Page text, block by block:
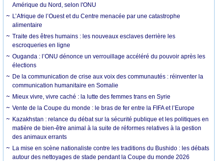
Amérique du Nord, selon l'ONU
L’Afrique de l’Ouest et du Centre menacée par une catastrophe
alimentaire
Traite des êtres humains : les nouveaux esclaves derrière les
escroqueries en ligne
Ouganda : l’ONU dénonce un verrouillage accéléré du pouvoir après les
élections
De la communication de crise aux voix des communautés : réinventer la
communication humanitaire en Somalie
Mieux vivre, vivre caché : la lutte des femmes trans en Syrie
Vente de la Coupe du monde : le bras de fer entre la FIFA et l’Europe
Kazakhstan : relance du débat sur la sécurité publique et les politiques en
matière de bien-être animal à la suite de réformes relatives à la gestion
des animaux errants
La mise en scène nationaliste contre les traditions du Bushido : les débats
autour des nettoyages de stade pendant la Coupe du monde 2026